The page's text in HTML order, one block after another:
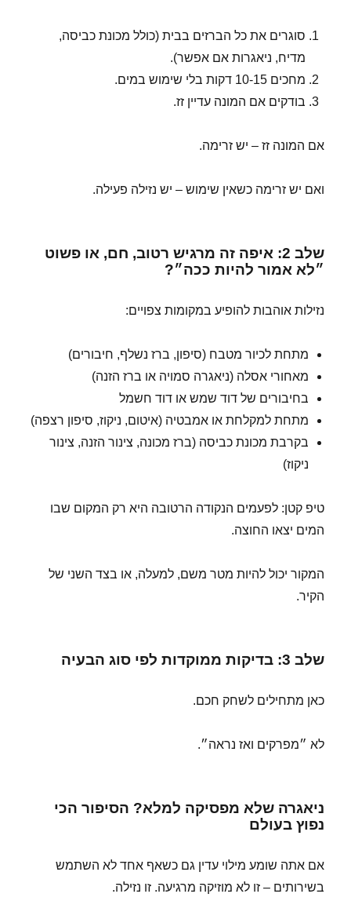
סוגרים את כל הברזים בבית (כולל מכונת כביסה,
מדיח, ניאגרות אם אפשר).
מחכים 10-15 דקות בלי שימוש במים.
בודקים אם המונה עדיין זז.
אם המונה זז – יש זרימה.
ואם יש זרימה כשאין שימוש – יש נזילה פעילה.
שלב 2: איפה זה מרגיש רטוב, חם, או פשוט
״לא אמור להיות ככה״?
נזילות אוהבות להופיע במקומות צפויים:
מתחת לכיור מטבח (סיפון, ברז נשלף, חיבורים)
מאחורי אסלה (ניאגרה סמויה או ברז הזנה)
בחיבורים של דוד שמש או דוד חשמל
מתחת למקלחת או אמבטיה (איטום, ניקוז, סיפון רצפה)
בקרבת מכונת כביסה (ברז מכונה, צינור הזנה, צינור
ניקוז)
טיפ קטן: לפעמים הנקודה הרטובה היא רק המקום שבו
המים יצאו החוצה.
המקור יכול להיות מטר משם, למעלה, או בצד השני של
הקיר.
שלב 3: בדיקות ממוקדות לפי סוג הבעיה
כאן מתחילים לשחק חכם.
לא ״מפרקים ואז נראה״.
ניאגרה שלא מפסיקה למלא? הסיפור הכי
נפוץ בעולם
אם אתה שומע מילוי עדין גם כשאף אחד לא השתמש
בשירותים – זו לא מוזיקה מרגיעה. זו נזילה.